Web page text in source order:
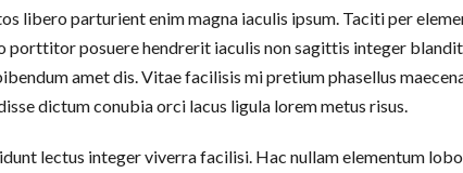
libero parturient enim magna iaculis ipsum. Taciti per
porttitor posuere hendrerit iaculis non sagittis integer
amet dis. Vitae facilisis mi pretium phasellus
dictum conubia orci lacus ligula lorem metus risus.
lectus integer viverra facilisi. Hac nullam elementum